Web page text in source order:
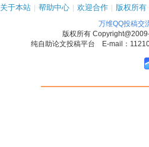
关于本站 | 帮助中心 | 欢迎合作 | 版权所有
万维QQ投稿交
版权所有
纯自助论文投稿平台 E-mail：